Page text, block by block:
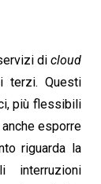
di cloud
terzi. Questi
più flessibili
esporre
riguarda la
interruzioni